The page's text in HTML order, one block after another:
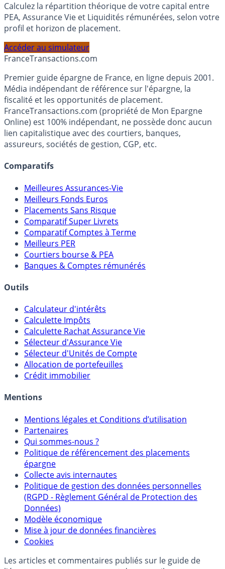
Calculez la répartition théorique de votre capital entre
PEA, Assurance Vie et Liquidités rémunérées, selon votre
profil et horizon de placement.
Accéder au simulateur
FranceTransactions.com
Premier guide épargne de France, en ligne depuis 2001.
Média indépendant de référence sur l'épargne, la
fiscalité et les opportunités de placement.
FranceTransactions.com (propriété de Mon Epargne
Online) est 100% indépendant, ne possède donc aucun
lien capitalistique avec des courtiers, banques,
Meilleures Assurances-Vie
Meilleurs Fonds Euros
Placements Sans Risque
Comparatif Super Livrets
Comparatif Comptes à Terme
Meilleurs PER
Courtiers bourse & PEA
Calculateur d'intérêts
Calculette Impôts
Calculette Rachat Assurance Vie
Sélecteur d'Assurance Vie
Sélecteur d'Unités de Compte
Allocation de portefeuilles
Mentions légales et Conditions d’utilisation
Partenaires
Qui sommes-nous ?
Politique de référencement des placements
épargne
Collecte avis internautes
Politique de gestion des données personnelles
(RGPD - Règlement Général de Protection des
Données)
Modèle économique
Mise à jour de données financières
Cookies